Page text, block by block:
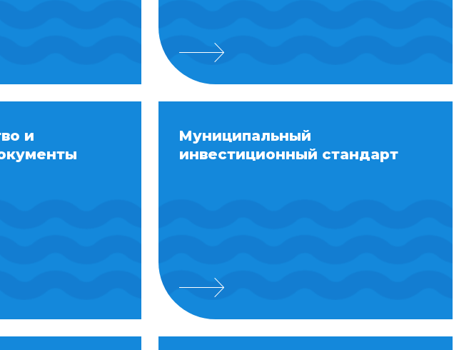
и
Муниципальный
инвестиционный стандарт